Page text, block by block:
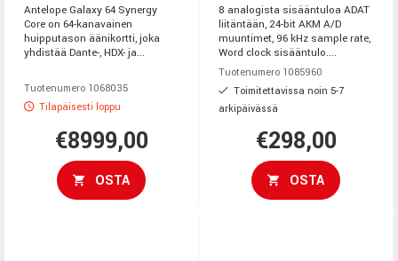
Antelope Galaxy 64 Synergy
Core on 64-kanavainen
huipputason äänikortti, joka
yhdistää Dante-, HDX- ja...
Tuotenumero 1068035
Tilapäisesti loppu
€8999,00
OSTA
8 analogista sisääntuloa ADAT
liitäntään, 24-bit AKM A/D
muuntimet, 96 kHz sample rate,
Word clock sisääntulo....
Tuotenumero 1085960
Toimitettavissa noin 5-7
arkipäivässä
€298,00
OSTA